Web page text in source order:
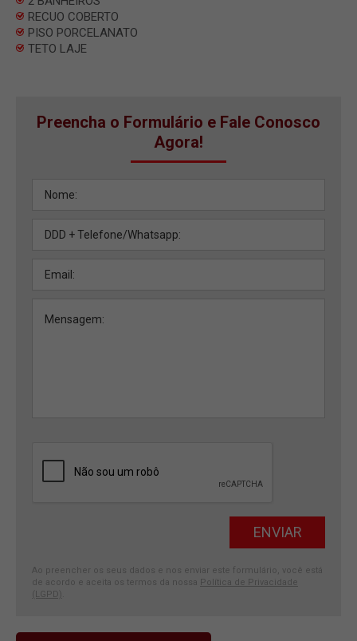
RECUO COBERTO
PISO PORCELANATO
TETO LAJE
Preencha o Formulário e Fale Conosco
Agora!
Ao preencher os seus dados e nos enviar este formulário, você está
de acordo e aceita os termos da nossa Política de Privacidade
(LGPD)